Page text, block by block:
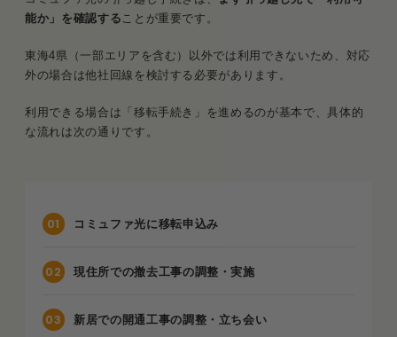
能か」を確認する ことが重要です。
東海4県（一部エリアを含む）以外では利用できないため、対応
外の場合は他社回線を検討する必要があります。
利用できる場合は「移転手続き」を進めるのが基本で、具体的
な流れは次の通りです。
コミュファ光に移転申込み
現住所での撤去工事の調整・実施
新居での開通工事の調整・立ち会い